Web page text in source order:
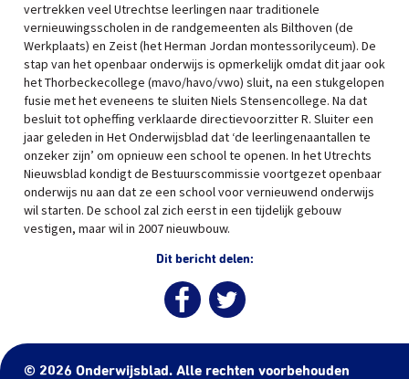
vertrekken veel Utrechtse leerlingen naar traditionele
vernieuwingsscholen in de randgemeenten als Bilthoven (de
Werkplaats) en Zeist (het Herman Jordan montessorilyceum). De
stap van het openbaar onderwijs is opmerkelijk omdat dit jaar ook
het Thorbeckecollege (mavo/havo/vwo) sluit, na een stukgelopen
fusie met het eveneens te sluiten Niels Stensencollege. Na dat
besluit tot opheffing verklaarde directievoorzitter R. Sluiter een
jaar geleden in Het Onderwijsblad dat ‘de leerlingenaantallen te
onzeker zijn’ om opnieuw een school te openen. In het Utrechts
Nieuwsblad kondigt de Bestuurscommissie voortgezet openbaar
onderwijs nu aan dat ze een school voor vernieuwend onderwijs
wil starten. De school zal zich eerst in een tijdelijk gebouw
vestigen, maar wil in 2007 nieuwbouw.
Dit bericht delen:
© 2026 Onderwijsblad. Alle rechten voorbehouden